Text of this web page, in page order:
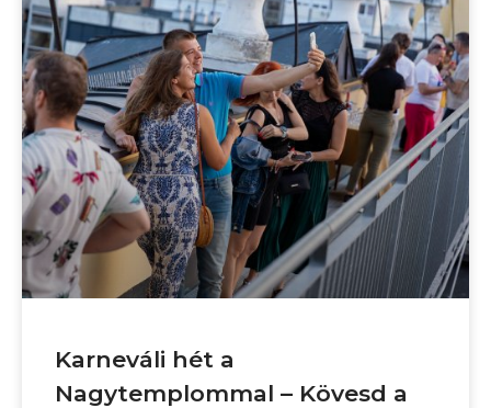
Karneváli hét a
Nagytemplommal – Kövesd a